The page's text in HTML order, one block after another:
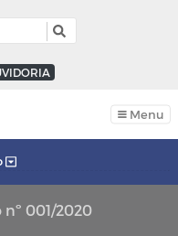
Menu
001/2020